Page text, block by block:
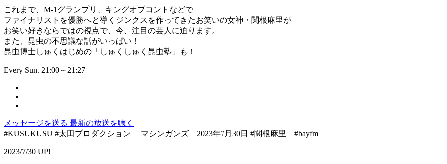
これまで、M-1グランプリ、キングオブコントなどで
ファイナリストを優勝へと導くジンクスを作ってきたお笑いの女神・関根麻里が
お笑い好きならではの視点で、今、注目の芸人に迫ります。
また、昆虫の不思議な話がいっぱい！
昆虫博士しゅくはじめの「しゅくしゅく昆虫塾」も！
Every Sun. 21:00～21:27
メッセージを送る 最新の放送を聴く
#KUSUKUSU #太田プロダクション マシンガンズ 2023年7月30日 #関根麻里 #bayfm
2023/7/30 UP!